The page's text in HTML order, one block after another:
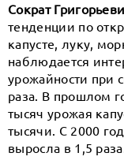
Сократ
тенденции по
капусте, луку,
наблюдается
урожайности при
раза. В прошлом
тысяч урожая
тысячи. С 2000
выросла в 1,5